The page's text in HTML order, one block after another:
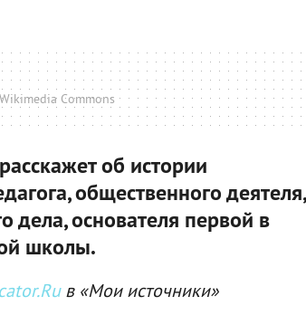
Commons
об истории
общественного деятеля,
дела, основателя первой в
школы.
в «Мои источники»